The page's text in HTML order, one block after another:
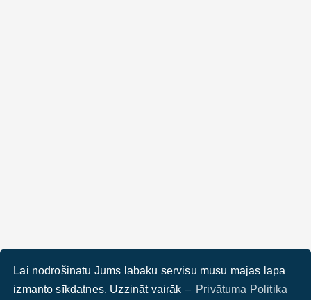
Lai nodrošinātu Jums labāku servisu mūsu mājas lapa
izmanto sīkdatnes. Uzzināt vairāk – Privātuma Politika